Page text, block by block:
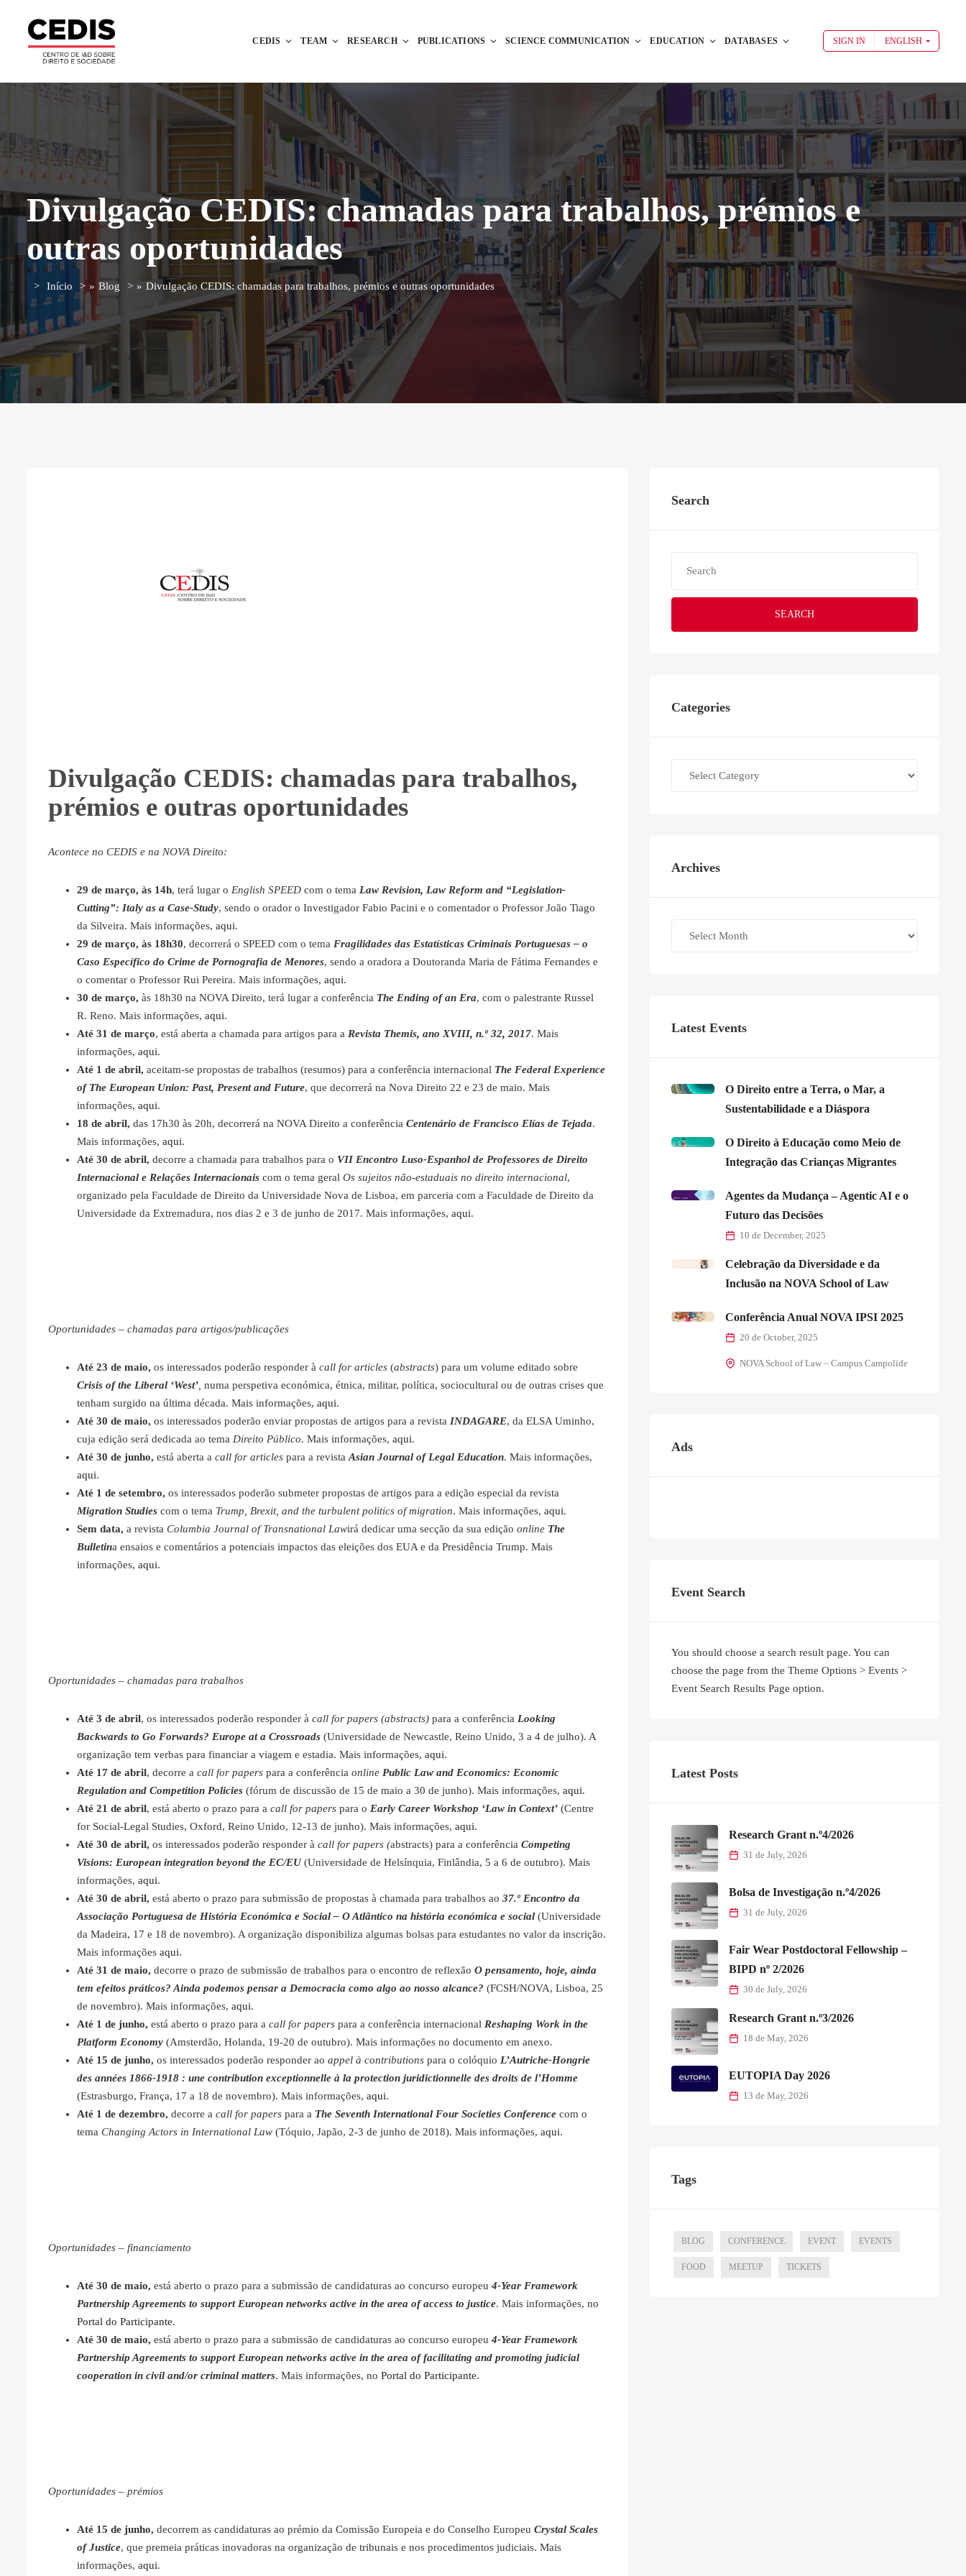
CEDIS TEAM RESEARCH PUBLICATIONS SCIENCE COMMUNICATION EDUCATION DATABASES SIGN IN ENGLISH
Divulgação CEDIS: chamadas para trabalhos, prémios e
outras oportunidades
Início » Blog » Divulgação CEDIS: chamadas para trabalhos, prémios e outras oportunidades
Divulgação CEDIS: chamadas para trabalhos,
prémios e outras oportunidades
Acontece no CEDIS e na NOVA Direito:
29 de março, às 14h, terá lugar o English SPEED com o tema Law Revision, Law Reform and “Legislation-
Cutting”: Italy as a Case-Study, sendo o orador o Investigador Fabio Pacini e o comentador o Professor João Tiago
da Silveira. Mais informações, aqui.
29 de março, às 18h30, decorrerá o SPEED com o tema Fragilidades das Estatísticas Criminais Portuguesas – o
Caso Específico do Crime de Pornografia de Menores, sendo a oradora a Doutoranda Maria de Fátima Fernandes e
o comentar o Professor Rui Pereira. Mais informações, aqui.
30 de março, às 18h30 na NOVA Direito, terá lugar a conferência The Ending of an Era, com o palestrante Russel
R. Reno. Mais informações, aqui.
Até 31 de março, está aberta a chamada para artigos para a Revista Themis, ano XVIII, n.º 32, 2017. Mais
informações, aqui.
Até 1 de abril, aceitam-se propostas de trabalhos (resumos) para a conferência internacional The Federal Experience
of The European Union: Past, Present and Future, que decorrerá na Nova Direito 22 e 23 de maio. Mais
informações, aqui.
18 de abril, das 17h30 às 20h, decorrerá na NOVA Direito a conferência Centenário de Francisco Elías de Tejada.
Mais informações, aqui.
Até 30 de abril, decorre a chamada para trabalhos para o VII Encontro Luso-Espanhol de Professores de Direito
Internacional e Relações Internacionais com o tema geral Os sujeitos não-estaduais no direito internacional,
organizado pela Faculdade de Direito da Universidade Nova de Lisboa, em parceria com a Faculdade de Direito da
Universidade da Extremadura, nos dias 2 e 3 de junho de 2017. Mais informações, aqui.
Oportunidades – chamadas para artigos/publicações
Até 23 de maio, os interessados poderão responder à call for articles (abstracts) para um volume editado sobre
Crisis of the Liberal ‘West’ numa perspetiva económica, étnica, militar, política, sociocultural ou de outras crises que
tenham surgido na última década. Mais informações, aqui.
Até 30 de maio, os interessados poderão enviar propostas de artigos para a revista INDAGARE, da ELSA Uminho,
cuja edição será dedicada ao tema Direito Público. Mais informações, aqui.
Até 30 de junho, está aberta a call for articles para a revista Asian Journal of Legal Education. Mais informações,
aqui.
Até 1 de setembro, os interessados poderão submeter propostas de artigos para a edição especial da revista
Migration Studies com o tema Trump, Brexit, and the turbulent politics of migration. Mais informações, aqui.
Sem data, a revista Columbia Journal of Transnational Lawirá dedicar uma secção da sua edição online The
Bulletina ensaios e comentários a potenciais impactos das eleições dos EUA e da Presidência Trump. Mais
informações, aqui.
Oportunidades – chamadas para trabalhos
Até 3 de abril, os interessados poderão responder à call for papers (abstracts) para a conferência Looking
Backwards to Go Forwards? Europe at a Crossroads (Universidade de Newcastle, Reino Unido, 3 a 4 de julho). A
organização tem verbas para financiar a viagem e estadia. Mais informações, aqui.
Até 17 de abril, decorre a call for papers para a conferência online Public Law and Economics: Economic
Regulation and Competition Policies (fórum de discussão de 15 de maio a 30 de junho). Mais informações, aqui.
Até 21 de abril, está aberto o prazo para a call for papers para o Early Career Workshop ‘Law in Context’ (Centre
for Social-Legal Studies, Oxford, Reino Unido, 12-13 de junho). Mais informações, aqui.
Até 30 de abril, os interessados poderão responder à call for papers (abstracts) para a conferência Competing
Visions: European integration beyond the EC/EU(Universidade de Helsínquia, Finlândia, 5 a 6 de outubro). Mais
informações, aqui.
Até 30 de abril, está aberto o prazo para submissão de propostas à chamada para trabalhos ao 37.º Encontro da
Associação Portuguesa de História Económica e Social – O Atlântico na história económica e social (Universidade
da Madeira, 17 e 18 de novembro). A organização disponibiliza algumas bolsas para estudantes no valor da inscrição.
Mais informações aqui.
Até 31 de maio, decorre o prazo de submissão de trabalhos para o encontro de reflexão O pensamento, hoje, ainda
tem efeitos práticos? Ainda podemos pensar a Democracia como algo ao nosso alcance? (FCSH/NOVA, Lisboa, 25
de novembro). Mais informações, aqui.
Até 1 de junho, está aberto o prazo para a call for papers para a conferência internacional Reshaping Work in the
Platform Economy (Amsterdão, Holanda, 19-20 de outubro). Mais informações no documento em anexo.
Até 15 de junho, os interessados poderão responder ao appel à contributions para o colóquio L’Autriche-Hongrie
des années 1866-1918 : une contribution exceptionnelle à la protection juridictionnelle des droits de l’Homme
(Estrasburgo, França, 17 a 18 de novembro). Mais informações, aqui.
Até 1 de dezembro, decorre a call for papers para a The Seventh International Four Societies Conference com o
tema Changing Actors in International Law (Tóquio, Japão, 2-3 de junho de 2018). Mais informações, aqui.
Oportunidades – financiamento
Até 30 de maio, está aberto o prazo para a submissão de candidaturas ao concurso europeu4-Year Framework
Partnership Agreements to support European networks active in the area of access to justice. Mais informações, no
Portal do Participante.
Até 30 de maio, está aberto o prazo para a submissão de candidaturas ao concurso europeu4-Year Framework
Partnership Agreements to support European networks active in the area of facilitating and promoting judicial
cooperation in civil and/or criminal matters. Mais informações, no Portal do Participante.
Oportunidades – prémios
Até 15 de junho, decorrem as candidaturas ao prémio da Comissão Europeia e do Conselho Europeu Crystal Scales
of Justice, que premeia práticas inovadoras na organização de tribunais e nos procedimentos judiciais. Mais
informações, aqui.
Search
SEARCH
Categories
Archives
Latest Events
O Direito entre a Terra, o Mar, a
Sustentabilidade e a Diáspora
O Direito à Educação como Meio de
Integração das Crianças Migrantes
Agentes da Mudança – Agentic AI e o
Futuro das Decisões
10 de December, 2025
Celebração da Diversidade e da
Inclusão na NOVA School of Law
Conferência Anual NOVA IPSI 2025
20 de October, 2025
NOVA School of Law – Campus Campolide
Ads
Event Search
You should choose a search result page. You can
choose the page from the Theme Options > Events >
Event Search Results Page option.
Latest Posts
Research Grant n.º4/2026
31 de July, 2026
Bolsa de Investigação n.º4/2026
31 de July, 2026
Fair Wear Postdoctoral Fellowship –
BIPD nº 2/2026
30 de July, 2026
Research Grant n.º3/2026
18 de May, 2026
EUTOPIA Day 2026
13 de May, 2026
Tags
BLOG CONFERENCE EVENT EVENTS
FOOD MEETUP TICKETS